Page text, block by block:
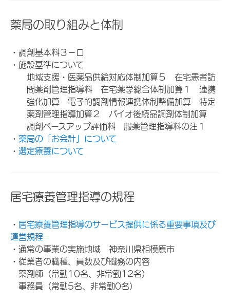
薬局の取り組みと体制
・調剤基本料３－ロ
・施設基準について
地域支援・医薬品供給対応体制加算５ 在宅患者訪
問薬剤管理指導料 在宅薬学総合体制加算１ 連携
強化加算 電子的調剤情報連携体制整備加算 特定
薬剤管理指導加算２ バイオ後続品調剤体制加算
調剤ベースアップ評価料 服薬管理指導料の注１
・ 薬局の「お会計」について
・ 選定療養について
居宅療養管理指導の規程
・ 居宅療養管理指導のサービス提供に係る重要事項及び
運営規程
・通常の事業の実施地域 神奈川県相模原市
・従業者の職種、員数及び職務の内容
薬剤師（常勤10名、非常勤12名）
事務員（常勤5名、非常勤0名）